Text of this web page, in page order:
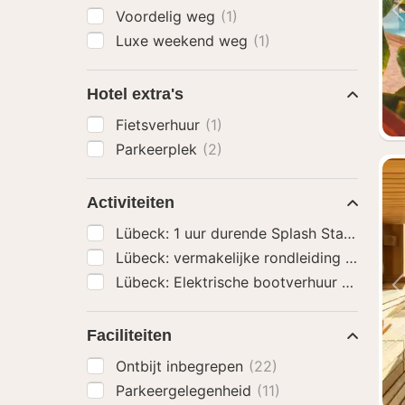
Voordelig weg (1)
Luxe weekend weg (1)
Hotel extra's
Fietsverhuur (1)
Parkeerplek (2)
Activiteiten
Lübeck: 1 uur durende Splash
Lübeck: vermakelijke rondleiding langs
Lübeck: Elektrische bootverhuur -
Faciliteiten
Ontbijt inbegrepen (22)
Parkeergelegenheid (11)